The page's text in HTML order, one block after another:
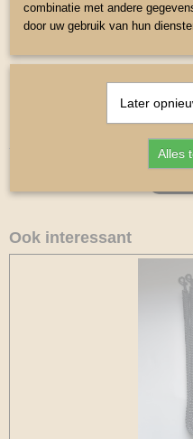
Schoftonderlegger is 69cm
Maat Oornetje Mini Shetlander
Ook interessant
combinatie met andere
door uw gebruik van hun
Later
Alles